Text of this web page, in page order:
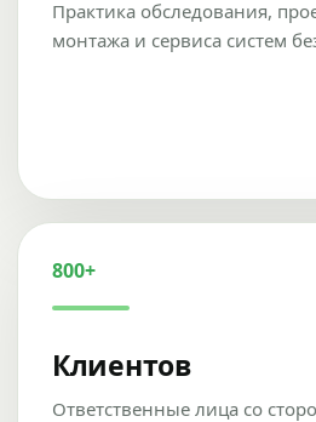
Практика обследования,
монтажа и сервиса систем
800+
Клиентов
Ответственные лица со